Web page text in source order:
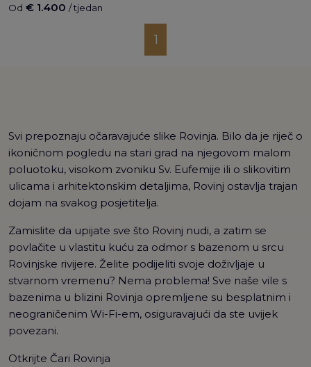
Od € 1.400 / tjedan
1
Svi prepoznaju očaravajuće slike Rovinja. Bilo da je riječ o
ikoničnom pogledu na stari grad na njegovom malom
poluotoku, visokom zvoniku Sv. Eufemije ili o slikovitim
ulicama i arhitektonskim detaljima, Rovinj ostavlja trajan
dojam na svakog posjetitelja.
Zamislite da upijate sve što Rovinj nudi, a zatim se
povlačite u vlastitu kuću za odmor s bazenom u srcu
Rovinjske rivijere. Želite podijeliti svoje doživljaje u
stvarnom vremenu? Nema problema! Sve naše vile s
bazenima u blizini Rovinja opremljene su besplatnim i
neograničenim Wi-Fi-em, osiguravajući da ste uvijek
povezani.
Otkrijte Čari Rovinja